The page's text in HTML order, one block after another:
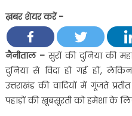
ख़बर शेयर करें -
नैनीताल –सुरों की दुनिया की
दुनिया से विदा हो गई हों,
उत्तराखंड की वादियों में गूंजते
पहाड़ों की खूबसूरती को हमेशा के